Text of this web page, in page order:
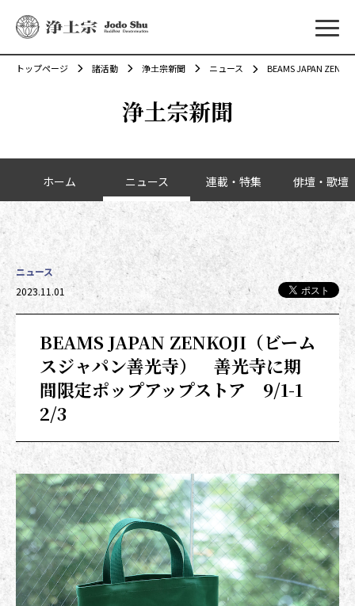
メ
浄土宗新聞
トップページ 諸活動 浄土宗新聞 ニュース BEAMS JAPAN
カテゴリーナビゲーション
ホーム ニュース 連載・特集 俳壇・歌壇
BEAMS JAPAN ZENKOJI（ビーム
スジャパン善光寺） 善光寺に期
間限定ポップアップストア 9/1-1
2/3
ニュース
投稿日時
2023.11.01